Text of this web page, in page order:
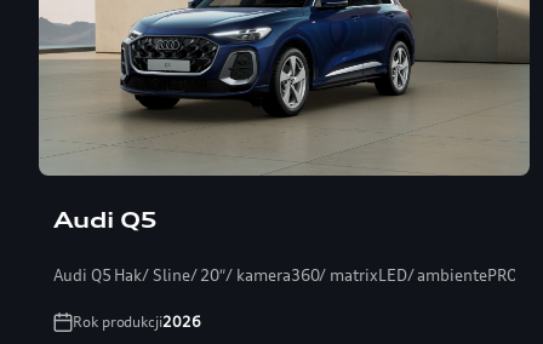
Audi Q5
Audi Q5 Hak/ Sline/ 20″/ kamera360/ matrixLED/ ambientePRO/
Rok produkcji2026